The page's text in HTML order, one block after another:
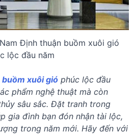
Định thuận buồm xuôi gió
lộc đầu năm
xuôi gió phúc lộc đầu
phẩm nghệ thuật mà còn
sâu sắc. Đặt tranh trong
gia đình bạn đón nhận tài lộc,
trong năm mới. Hãy đến với